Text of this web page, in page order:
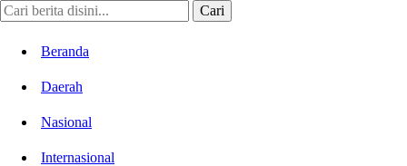
Cari
Beranda
Daerah
Nasional
Internasional